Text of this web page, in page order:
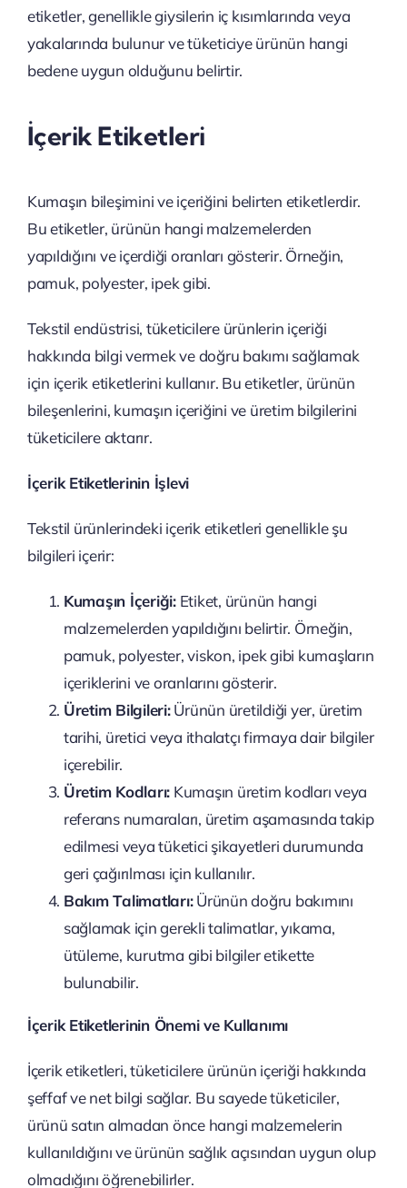
etiketler, genellikle giysilerin iç kısımlarında veya
yakalarında bulunur ve tüketiciye ürünün hangi
bedene uygun olduğunu belirtir.
İçerik Etiketleri
Kumaşın bileşimini ve içeriğini belirten etiketlerdir.
Bu etiketler, ürünün hangi malzemelerden
yapıldığını ve içerdiği oranları gösterir. Örneğin,
pamuk, polyester, ipek gibi.
Tekstil endüstrisi, tüketicilere ürünlerin içeriği
hakkında bilgi vermek ve doğru bakımı sağlamak
için içerik etiketlerini kullanır. Bu etiketler, ürünün
bileşenlerini, kumaşın içeriğini ve üretim bilgilerini
tüketicilere aktarır.
İçerik Etiketlerinin İşlevi
Tekstil ürünlerindeki içerik etiketleri genellikle şu
bilgileri içerir:
Kumaşın İçeriği:Etiket, ürünün hangi
malzemelerden yapıldığını belirtir. Örneğin,
pamuk, polyester, viskon, ipek gibi kumaşların
içeriklerini ve oranlarını gösterir.
Üretim Bilgileri:Ürünün üretildiği yer, üretim
tarihi, üretici veya ithalatçı firmaya dair bilgiler
içerebilir.
Üretim Kodları: Kumaşın üretim kodları veya
referans numaraları, üretim aşamasında takip
edilmesi veya tüketici şikayetleri durumunda
geri çağırılması için kullanılır.
Bakım Talimatları:Ürünün doğru bakımını
sağlamak için gerekli talimatlar, yıkama,
ütüleme, kurutma gibi bilgiler etikette
bulunabilir.
İçerik Etiketlerinin Önemi ve Kullanımı
İçerik etiketleri, tüketicilere ürünün içeriği hakkında
şeffaf ve net bilgi sağlar. Bu sayede tüketiciler,
ürünü satın almadan önce hangi malzemelerin
kullanıldığını ve ürünün sağlık açısından uygun olup
olmadığını öğrenebilirler.